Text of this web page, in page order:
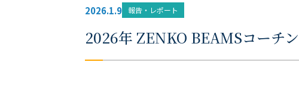
2026.1.9 報告・レポート
2026年 ZENKO BEAMSコーチ